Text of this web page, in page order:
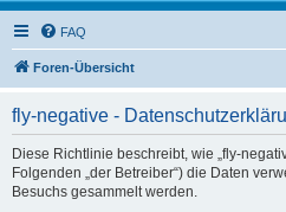
FAQ
Foren-Übersicht
fly-negative -
Diese Richtlinie beschreibt, wie „fly-
Folgenden „der Betreiber“) die Daten
Besuchs gesammelt werden.